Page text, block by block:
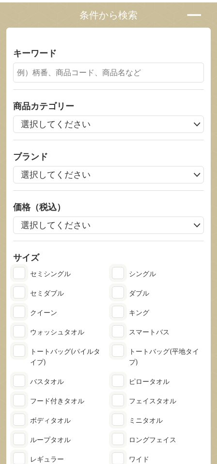
条件から検索
キーワード
商品カテゴリー
ブランド
価格（税込）
サイズ
セミシングル シングル
セミダブル ダブル
クイーン キング
ウォッシュタオル スマートバス
トートバッグ(パイルタ
イプ)
トートバッグ(平地タイ
プ)
バスタオル ピロータオル
フード付きタオル フェイスタオル
ボディタオル ミニタオル
ループタオル ロングフェイス
レギュラー ワイド